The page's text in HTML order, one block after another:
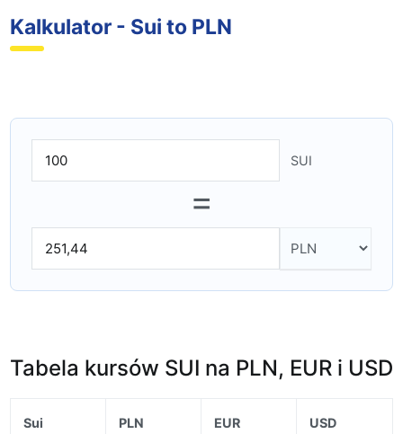
Kalkulator - Sui to PLN
SUI
=
Tabela kursów SUI na PLN, EUR i USD
Sui PLN EUR USD